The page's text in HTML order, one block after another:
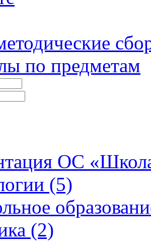
по предметам
ОС
(5)
(2)